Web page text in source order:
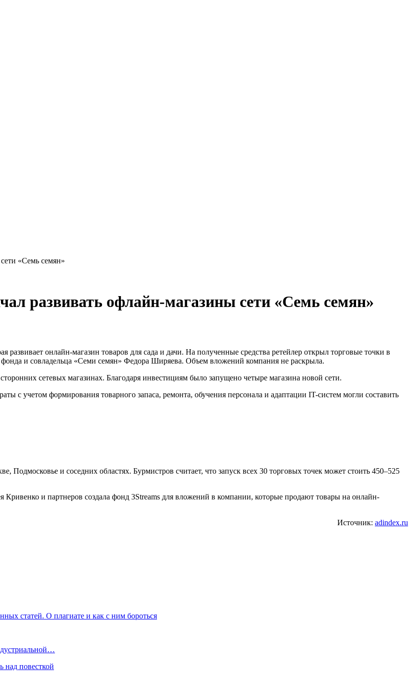
«Семь семян»
развивать офлайн-магазины сети «Семь семян»
онлайн-магазин товаров для сада и дачи. На полученные средства ретейлер открыл торговые точки в
и совладельца «Семи семян» Федора Ширяева. Объем вложений компания не раскрыла.
сетевых магазинах. Благодаря инвестициям было запущено четыре магазина новой сети.
с учетом формирования товарного запаса, ремонта, обучения персонала и адаптации IT-систем могли составить
Подмосковье и соседних областях. Бурмистров считает, что запуск всех 30 торговых точек может стоить 450–525
и партнеров создала фонд 3Streams для вложений в компании, которые продают товары на онлайн-
Источник: adindex.ru
статей. О плагиате и как с ним бороться
над повесткой